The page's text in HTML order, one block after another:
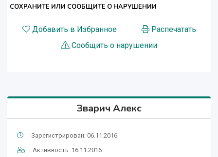
СОХРАНИТЕ ИЛИ СООБЩИТЕ О НАРУШЕНИИ
Добавить в Избранное
Распечатать
Сообщить о нарушении
Зварич Алекс
Зарегистрирован: 06.11.2016
Активность: 16.11.2016